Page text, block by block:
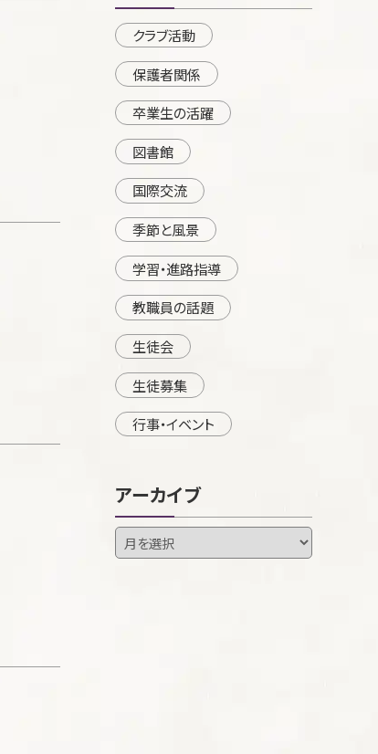
クラブ活動
保護者関係
卒業生の活躍
図書館
国際交流
季節と風景
学習・進路指導
教職員の話題
生徒会
生徒募集
行事・イベント
アーカイブ